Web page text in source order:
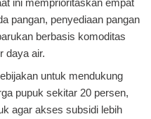
ini memprioritaskan empat
pangan, penyediaan pangan
berbasis komoditas
daya air.
untuk mendukung
pupuk sekitar 20 persen,
agar akses subsidi lebih